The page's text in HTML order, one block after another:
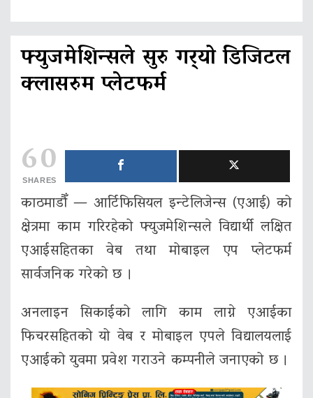
फ्युजमेशिन्सले सुरु गर्‍यो डिजिटल
क्लासरुम प्लेटफर्म
60
SHARES
काठमाडौँ — आर्टिफिसियल इन्टेलिजेन्स (एआई) को
क्षेत्रमा काम गरिरहेको फ्युजमेशिन्सले विद्यार्थी लक्षित
एआईसहितका वेब तथा मोबाइल एप प्लेटफर्म
सार्वजनिक गरेको छ ।
अनलाइन सिकाईको लागि काम लाग्ने एआईका
फिचरसहितको यो वेब र मोबाइल एपले विद्यालयलाई
एआईको युवमा प्रवेश गराउने कम्पनीले जनाएको छ ।